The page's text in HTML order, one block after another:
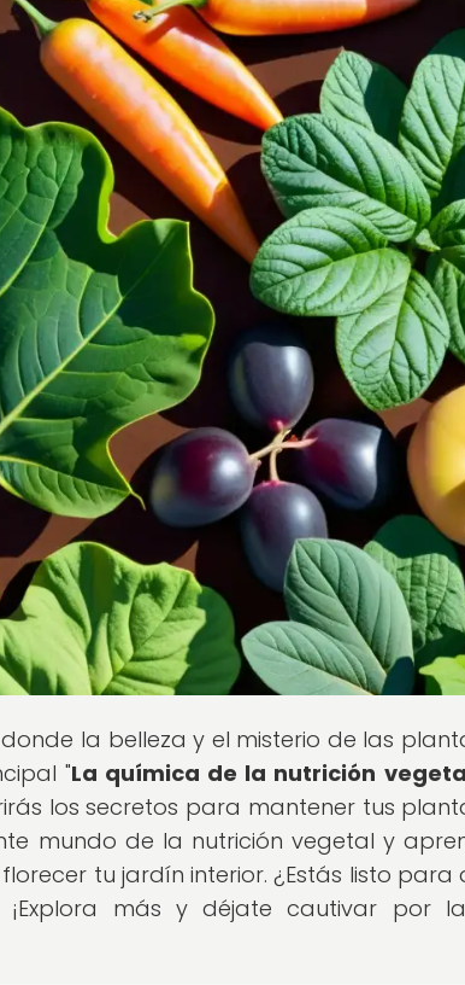
la belleza y el misterio de las
"La química de la nutrición
los secretos para mantener tus
mundo de la nutrición vegetal y
tu jardín interior. ¿Estás listo
¡Explora más y déjate cautivar por